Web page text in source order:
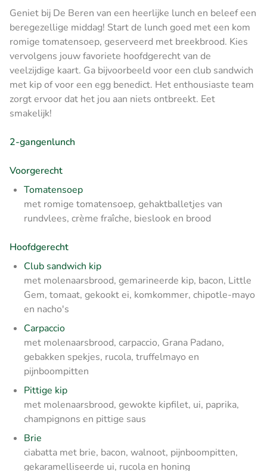
Geniet bij De Beren van een heerlijke lunch en beleef een
beregezellige middag! Start de lunch goed met een kom
romige tomatensoep, geserveerd met breekbrood. Kies
vervolgens jouw favoriete hoofdgerecht van de
veelzijdige kaart. Ga bijvoorbeeld voor een club sandwich
met kip of voor een egg benedict. Het enthousiaste team
zorgt ervoor dat het jou aan niets ontbreekt. Eet
smakelijk!
2-gangenlunch
Voorgerecht
Tomatensoep
met romige tomatensoep, gehaktballetjes van
rundvlees, crème fraîche, bieslook en brood
Hoofdgerecht
Club sandwich kip
met molenaarsbrood, gemarineerde kip, bacon, Little
Gem, tomaat, gekookt ei, komkommer, chipotle-mayo
en nacho's
Carpaccio
met molenaarsbrood, carpaccio, Grana Padano,
gebakken spekjes, rucola, truffelmayo en
pijnboompitten
Pittige kip
met molenaarsbrood, gewokte kipfilet, ui, paprika,
champignons en pittige saus
Brie
ciabatta met brie, bacon, walnoot, pijnboompitten,
gekaramelliseerde ui, rucola en honing